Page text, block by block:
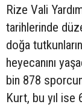
Rize Vali
tarihlerinde
doğa
heyecanını
bin 878
Kurt, bu yıl ise